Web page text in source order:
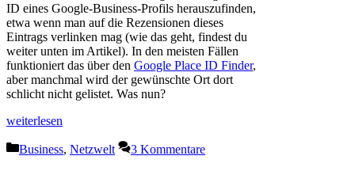
ID eines Google-Business-Profils herauszufinden,
etwa wenn man auf die Rezensionen dieses
Eintrags verlinken mag (wie das geht, findest du
weiter unten im Artikel). In den meisten Fällen
funktioniert das über den Google Place ID Finder,
aber manchmal wird der gewünschte Ort dort
schlicht nicht gelistet. Was nun?
weiterlesen
Kategorien
Business, Netzwelt 3 Kommentare